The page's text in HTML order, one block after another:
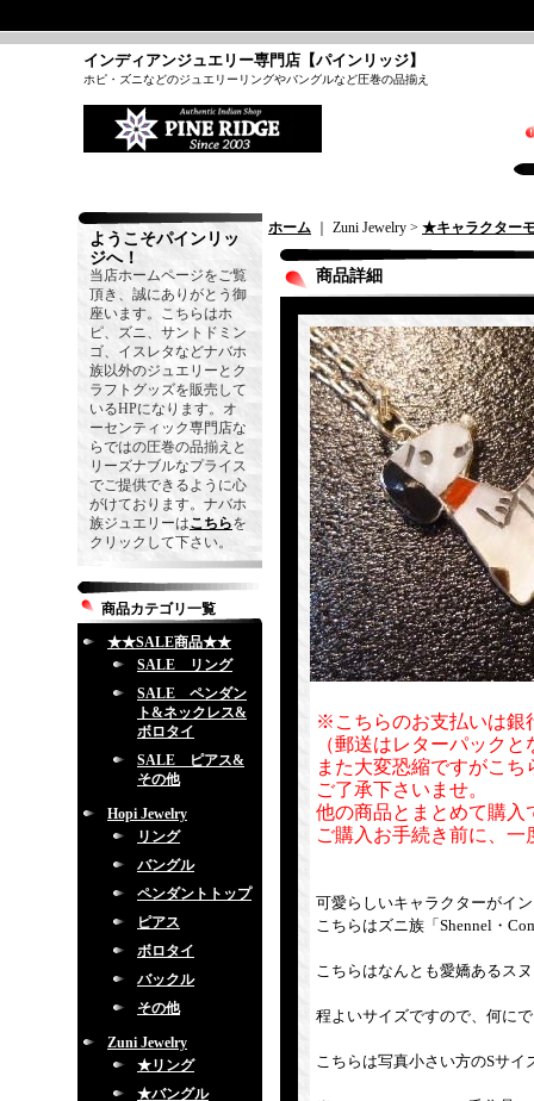
インディアンジュエリー専門店【パインリッジ】
ホピ・ズニなどのジュエリーリングやバングルなど圧巻の品揃え
ようこそパインリッ
ジへ！
当店ホームページをご覧
頂き、誠にありがとう御
座います。こちらはホ
ピ、ズニ、サントドミン
ゴ、イスレタなどナバホ
族以外のジュエリーとク
ラフトグッズを販売して
いるHPになります。オ
ーセンティック専門店な
らではの圧巻の品揃えと
リーズナブルなプライス
でご提供できるように心
がけております。ナバホ
族ジュエリーはこちらを
クリックして下さい。
商品カテゴリ一覧
★★SALE商品★★
SALE リング
SALE ペンダン
ト&ネックレス&
ボロタイ
SALE ピアス&
その他
Hopi Jewelry
リング
バングル
ペンダントトップ
ピアス
ボロタイ
バックル
その他
Zuni Jewelry
★リング
★バングル
ホーム ｜ Zuni Jewelry > ★キャラクター
商品詳細
※こちらのお支払いは銀
（郵送はレターパック
また大変恐縮ですがこ
ご了承下さいませ。
他の商品とまとめて購入
ご購入お手続き前に、
可愛らしいキャラクターがイ
こちらはズニ族「Shennel・
こちらはなんとも愛嬌あるス
程よいサイズですので、何に
こちらは写真小さい方のSサ